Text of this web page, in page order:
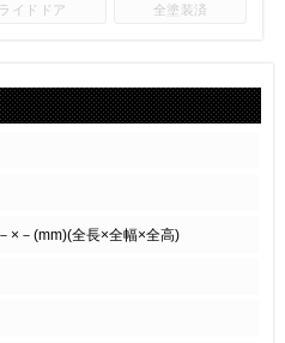
イドドア 全塗装済
×－(mm)(全長×全幅×全高)